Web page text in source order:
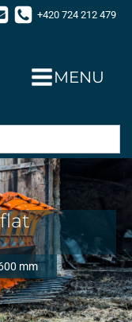
+420 724 212 479
MENU
mm